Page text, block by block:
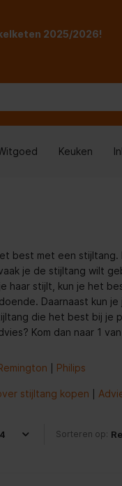
2025/2026!
Keuken
best met een
je de stijltang wilt
haar stijlt, kun je het
Daarnaast kun
die het best bij
Kom dan naar 1
Philips
stijltang kopen
Sorteren op: